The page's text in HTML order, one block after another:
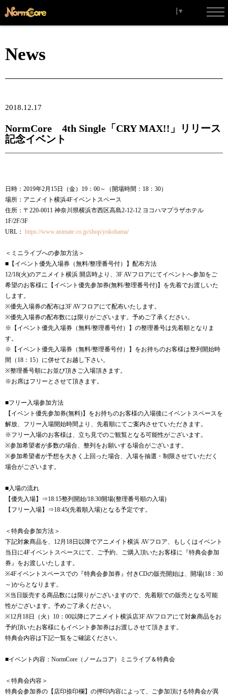
▼
News
2018.12.17
NormCore 4th Single「CRY MAX!!」リリース
記念イベント
日時：2019年2月15日（金）19：00～（開場時間：18：30）
場所：アニメイト横浜4Fイベントスペース
住所：〒220-0011 神奈川県横浜市西区高島2-12-12 ヨコハマプラザホテル
1F/2F/3F
URL： https://www.animate.co.jp/shop/yokohama/
＜ミニライブへの参加方法＞
■【イベント優先入場券（無料/整理番号付）】配布方法
12/18(火)のアニメイト横浜 開店時より、3F AVフロアにてイベントへ参加をご
希望のお客様に【イベント優先参加券(無料/整理番号付)】を先着でお渡しいた
します。
※優先入場券の配布は3F AVフロアにて配布いたします。
※優先入場券の配布数には限りがございます。予めご了承ください。
※【イベント優先入場券（無料/整理番号付）】の整理番号は先着順となりま
す。
※【イベント優先入場券（無料/整理番号付）】をお持ちのお客様は整列開始時
間（18：15）に併せてお越し下さい。
※整理番号順にお並び頂きご入場頂きます。
※お席はフリーとさせて頂きます。
■フリー入場参加方法
【イベント優先参加券(無料)】をお持ちのお客様の入場後にイベントスペースを
解放、フリー入場開始時間より、先着順にてご案内させていただきます。
※フリー入場のお客様は、立ち見でのご観覧となる可能性がございます。
※参加希望者が多数の場合、整列をお願いする場合がございます。
※参加希望者が予想を大きく上回った場合、入場を抽選・制限させていただく
場合がございます。
■入場の流れ
【優先入場】⇒18:15整列開始/18:30開場(整理番号順の入場)
【フリー入場】⇒18:45(先着順入場)となる予定です。
＜特典会参加方法＞
下記対象商品を、12月18日以降でアニメイト横浜 AVフロア、もしくはイベント
当日に4Fイベントスペースにて、ご予約、ご購入頂いたお客様に『特典会参加
券』をお渡しいたします。
※4Fイベントスペースでの『特典会参加券』付きCDの販売開始は、開場(18：30
～)からとなります。
※当日販売する商品数には限りがございますので、先着順での販売となる可能
性がございます。予めご了承ください。
※12月18日（火）10：00以降にアニメイト横浜店3F AVフロアにて対象商品をお
予約頂いたお客様にもイベント参加券はお渡しさせて頂きます。
特典会内容は下記一覧をご確認ください。
■イベント内容：NormCore（ノームコア）ミニライブ＆特典会
＜特典会内容＞
特典会参加券の【店印捺印欄】の押印内容によって、ご参加頂ける特典会が異